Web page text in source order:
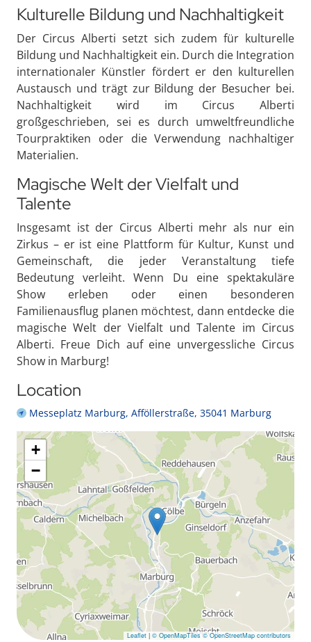
Kulturelle Bildung und Nachhaltigkeit
Der Circus Alberti setzt sich zudem für kulturelle
Bildung und Nachhaltigkeit ein. Durch die Integration
internationaler Künstler fördert er den kulturellen
Austausch und trägt zur Bildung der Besucher bei.
Nachhaltigkeit wird im Circus Alberti
großgeschrieben, sei es durch umweltfreundliche
Tourpraktiken oder die Verwendung nachhaltiger
Materialien.
Magische Welt der Vielfalt und
Talente
Insgesamt ist der Circus Alberti mehr als nur ein
Zirkus – er ist eine Plattform für Kultur, Kunst und
Gemeinschaft, die jeder Veranstaltung tiefe
Bedeutung verleiht. Wenn Du eine spektakuläre
Show erleben oder einen besonderen
Familienausflug planen möchtest, dann entdecke die
magische Welt der Vielfalt und Talente im Circus
Alberti. Freue Dich auf eine unvergessliche Circus
Show in Marburg!
Location
Messeplatz Marburg, Afföllerstraße, 35041 Marburg
+
−
Leaflet | © OpenMapTiles © OpenStreetMap contributors